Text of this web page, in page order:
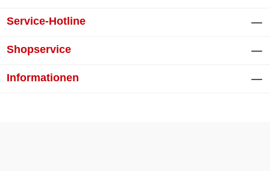
Service-Hotline
Shopservice
Informationen